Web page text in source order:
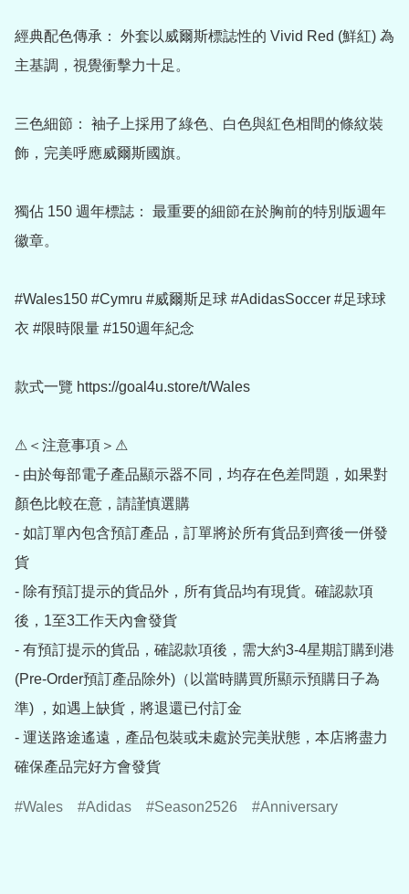
經典配色傳承： 外套以威爾斯標誌性的 Vivid Red (鮮紅) 為
主基調，視覺衝擊力十足。
三色細節： 袖子上採用了綠色、白色與紅色相間的條紋裝
飾，完美呼應威爾斯國旗。
獨佔 150 週年標誌： 最重要的細節在於胸前的特別版週年
徽章。
#Wales150 #Cymru #威爾斯足球 #AdidasSoccer #足球球
衣 #限時限量 #150週年紀念
款式一覽 https://goal4u.store/t/Wales
⚠＜注意事項＞⚠
- 由於每部電子產品顯示器不同，均存在色差問題，如果對
顏色比較在意，請謹慎選購
- 如訂單內包含預訂產品，訂單將於所有貨品到齊後一併發
貨
- 除有預訂提示的貨品外，所有貨品均有現貨。確認款項
後，1至3工作天內會發貨
- 有預訂提示的貨品，確認款項後，需大約3-4星期訂購到港
(Pre-Order預訂產品除外)（以當時購買所顯示預購日子為
準) ，如遇上缺貨，將退還已付訂金
- 運送路途遙遠，產品包裝或未處於完美狀態，本店將盡力
確保產品完好方會發貨
Wales Adidas Season2526 Anniversary